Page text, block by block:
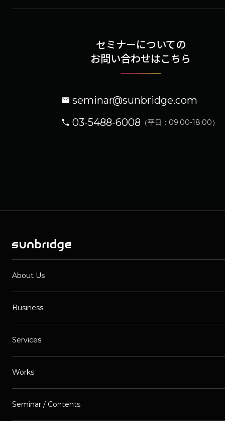
セミナーについての
お問い合わせはこちら
seminar@sunbridge.com
03-5488-6008 （平日：09:00-18:00）
About Us
Business
Services
Works
Seminar / Contents